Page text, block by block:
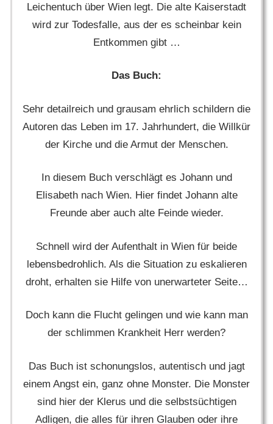
Leichentuch über Wien legt. Die alte Kaiserstadt
wird zur Todesfalle, aus der es scheinbar kein
Entkommen gibt …
Das Buch:
Sehr detailreich und grausam ehrlich schildern die
Autoren das Leben im 17. Jahrhundert, die Willkür
der Kirche und die Armut der Menschen.
In diesem Buch verschlägt es Johann und
Elisabeth nach Wien. Hier findet Johann alte
Freunde aber auch alte Feinde wieder.
Schnell wird der Aufenthalt in Wien für beide
lebensbedrohlich. Als die Situation zu eskalieren
droht, erhalten sie Hilfe von unerwarteter Seite…
Doch kann die Flucht gelingen und wie kann man
der schlimmen Krankheit Herr werden?
Das Buch ist schonungslos, autentisch und jagt
einem Angst ein, ganz ohne Monster. Die Monster
sind hier der Klerus und die selbstsüchtigen
Adligen, die alles für ihren Glauben oder ihre